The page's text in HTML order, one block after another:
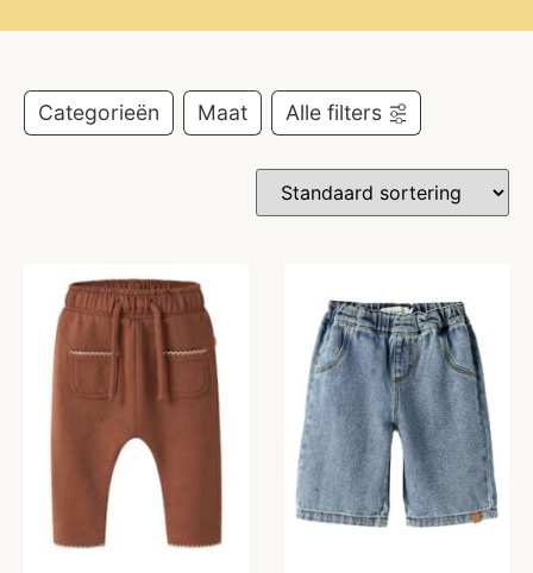
Categorieën Maat Alle filters